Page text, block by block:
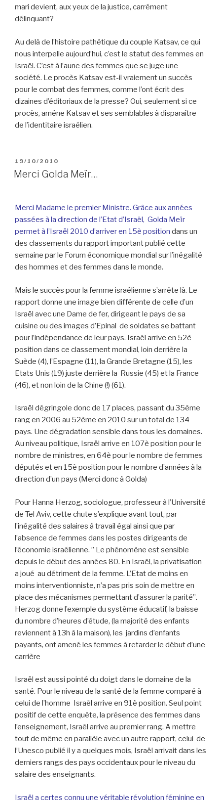
mari devient, aux yeux de la justice, carrément
délinquant?
Au delà de l’histoire pathétique du couple Katsav, ce qui
nous interpelle aujourd’hui, c’est le statut des femmes en
Israël. C’est à l’aune des femmes que se juge une
société. Le procès Katsav est-il vraiement un succès
pour le combat des femmes, comme l’ont écrit des
dizaines d’éditoriaux de la presse? Oui, seulement si ce
procès, améne Katsav et ses semblables à disparaître
de l’identitaire israélien.
POSTED
ON
19/10/2010
Merci Golda Meïr…
Merci Madame le premier Ministre. Grâce aux années
passées à la direction de l’Etat d’Israël, Golda Meïr
permet à l’Israël 2010 d’arriver en 15è position dans un
des classements du rapport important publié cette
semaine par le Forum économique mondial sur l’inégalité
des hommes et des femmes dans le monde.
Mais le succès pour la femme israélienne s’arrête là. Le
rapport donne une image bien différente de celle d’un
Israël avec une Dame de fer, dirigeant le pays de sa
cuisine ou des images d’Epinal de soldates se battant
pour l’indépendance de leur pays. Israël arrive en 52è
position dans ce classement mondial, loin derrière la
Suède (4), l’Espagne (11), la Grande Bretagne (15), les
Etats Unis (19) juste derrière la Russie (45) et la France
(46), et non loin de la Chine (!) (61).
Israël dégringole donc de 17 places, passant du 35ème
rang en 2006 au 52ème en 2010 sur un total de 134
pays. Une dégradation sensible dans tous les domaines.
Au niveau politique, Israël arrive en 107è position pour le
nombre de ministres, en 64è pour le nombre de femmes
députés et en 15è position pour le nombre d’années à la
direction d’un pays (Merci donc à Golda)
Pour Hanna Herzog, sociologue, professeur à l’Université
de Tel Aviv, cette chute s’explique avant tout, par
l’inégalité des salaires à travail égal ainsi que par
l’absence de femmes dans les postes dirigeants de
l’économie israélienne. ” Le phénomène est sensible
depuis le début des années 80. En Israël, la privatisation
a joué au détriment de la femme. L’Etat de moins en
moins interventionniste, n’a pas pris soin de mettre en
place des mécanismes permettant d’assurer la parité”.
Herzog donne l’exemple du système éducatif, la baisse
du nombre d’heures d’étude, (la majorité des enfants
reviennent à 13h à la maison), les jardins d’enfants
payants, ont amené les femmes à retarder le début d’une
carrière
Israël est aussi pointé du doigt dans le domaine de la
santé. Pour le niveau de la santé de la femme comparé à
celui de l’homme Israël arrive en 91è position. Seul point
positif de cette enquête, la présence des femmes dans
l’enseignement, Israël arrive au premier rang. A mettre
tout de même en parallèle avec un autre rapport, celui de
l’Unesco publié il y a quelques mois, Israël arrivait dans les
derniers rangs des pays occidentaux pour le niveau du
salaire des enseignants.
Israël a certes connu une véritable révolution féminine en